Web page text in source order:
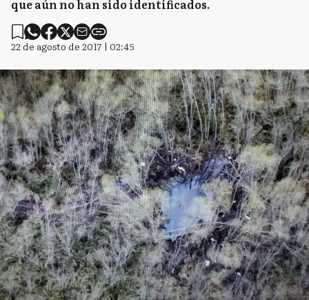
que aún no han sido identificados.
22 de agosto de 2017 | 02:45